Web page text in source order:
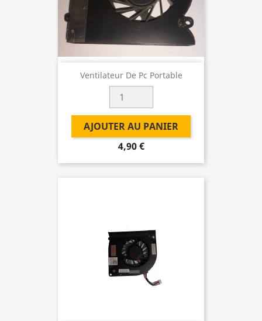
Ventilateur De Pc Portable
AJOUTER AU PANIER
4,90 €